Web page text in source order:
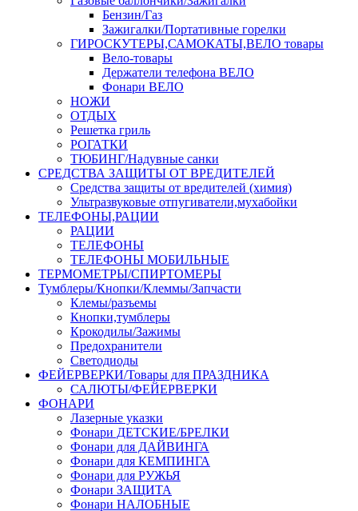
Бензин/Газ
Зажигалки/Портативные горелки
ГИРОСКУТЕРЫ,САМОКАТЫ,ВЕЛО товары
Вело-товары
Держатели телефона ВЕЛО
Фонари ВЕЛО
НОЖИ
ОТДЫХ
Решетка гриль
РОГАТКИ
ТЮБИНГ/Надувные санки
СРЕДСТВА ЗАЩИТЫ ОТ ВРЕДИТЕЛЕЙ
Средства защиты от вредителей (химия)
Ультразвуковые отпугиватели,мухабойки
ТЕЛЕФОНЫ,РАЦИИ
РАЦИИ
ТЕЛЕФОНЫ
ТЕЛЕФОНЫ МОБИЛЬНЫЕ
ТЕРМОМЕТРЫ/СПИРТОМЕРЫ
Тумблеры/Кнопки/Клеммы/Запчасти
Клемы/разъемы
Кнопки,тумблеры
Крокодилы/Зажимы
Предохранители
Светодиоды
ФЕЙЕРВЕРКИ/Товары для ПРАЗДНИКА
САЛЮТЫ/ФЕЙЕРВЕРКИ
ФОНАРИ
Лазерные указки
Фонари ДЕТСКИЕ/БРЕЛКИ
Фонари для ДАЙВИНГА
Фонари для КЕМПИНГА
Фонари для РУЖЬЯ
Фонари ЗАЩИТА
Фонари НАЛОБНЫЕ